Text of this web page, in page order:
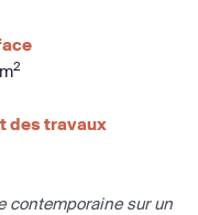
2
des travaux
contemporaine sur un